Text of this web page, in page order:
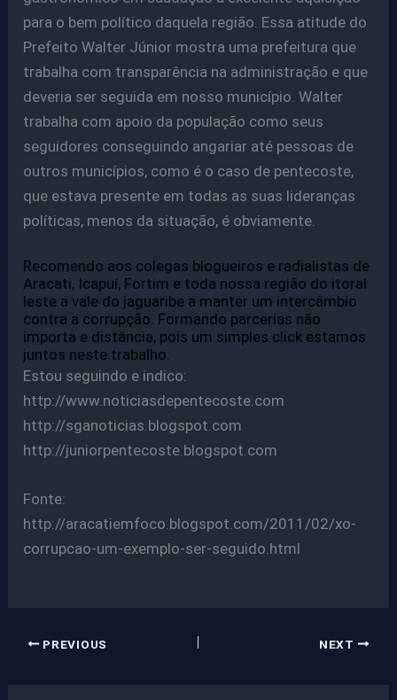
para o bem político daquela região. Essa atitude do
Prefeito Walter Júnior mostra uma prefeitura que
trabalha com transparência na administração e que
deveria ser seguida em nosso município. Walter
trabalha com apoio da população como seus
seguidores conseguindo angariar até pessoas de
outros municípios, como é o caso de pentecoste,
que estava presente em todas as suas lideranças
políticas, menos da situação, é obviamente.
Recomendo aos colegas blogueiros e radialistas de
Aracati, Icapuí, Fortim e toda nossa região do itoral
leste a vale do jaguaribe a manter um intercâmbio
contra a corrupção. Formando parcerias não
importa e distância, pois um simples click estamos
juntos neste trabalho.
Estou seguindo e indico:
http://www.noticiasdepentecoste.com
http://sganoticias.blogspot.com
http://juniorpentecoste.blogspot.com
Fonte:
http://aracatiemfoco.blogspot.com/2011/02/xo-
corrupcao-um-exemplo-ser-seguido.html
PREVIOUS NEXT